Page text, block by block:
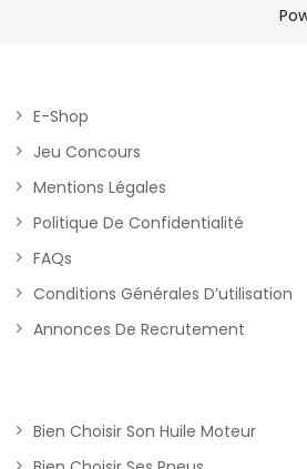
E-Shop
Jeu Concours
Mentions Légales
Politique De Confidentialité
FAQs
Conditions Générales D’utilisation
Annonces De Recrutement
Bien Choisir Son Huile Moteur